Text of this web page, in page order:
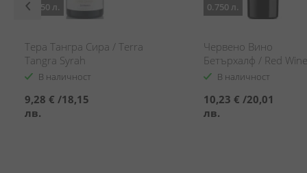
0.750 л.
Тера Тангра Сира / Terra
Tangra Syrah
В наличност
9,28 € /18,15
лв.
0.750 л.
Червено Вино
Бетърхалф / Red Wine
Betterhalf
В наличност
10,23 € /20,01
лв.